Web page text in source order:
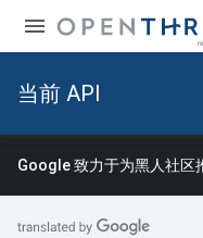
当前 API
Google 致力于为黑人社区